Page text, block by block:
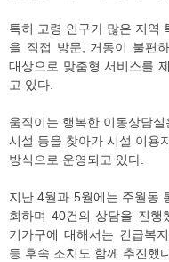
특히 고령 인구가 많은 지역
을 직접 방문, 거동이 불편
대상으로 맞춤형 서비스를
고 있다.
움직이는 행복한 이동상담
시설 등을 찾아가 시설 이용
방식으로 운영되고 있다.
지난 4월과 5월에는 주월동
회하며 40건의 상담을 진행
기가구에 대해서는 긴급복
등 후속 조치도 함께 추진했